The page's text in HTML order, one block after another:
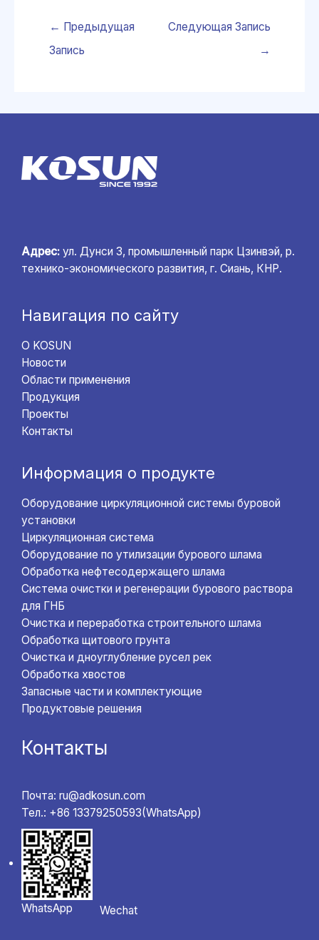
← Предыдущая
Запись
Следующая Запись
→
Адрес: ул. Дунси 3, промышленный парк Цзинвэй, р.
технико-экономического развития, г. Сиань, КНР.
Навигация по сайту
О KOSUN
Новости
Области применения
Продукция
Проекты
Контакты
Информация о продукте
Оборудование циркуляционной системы буровой
установки
Циркуляционная система
Оборудование по утилизации бурового шлама
Обработка нефтесодержащего шлама
Система очистки и регенерации бурового раствора
для ГНБ
Очистка и переработка строительного шлама
Обработка щитового грунта
Очистка и дноуглубление русел рек
Обработка хвостов
Запасные части и комплектующие
Продуктовые решения
Контакты
Почта: ru@adkosun.com
Тел.: +86 13379250593(WhatsApp)
WhatsApp Wechat